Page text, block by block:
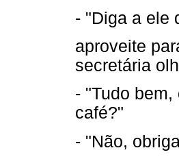
- "Diga a ele
aproveite
secretária
- "Tudo
café?"
- "Não,